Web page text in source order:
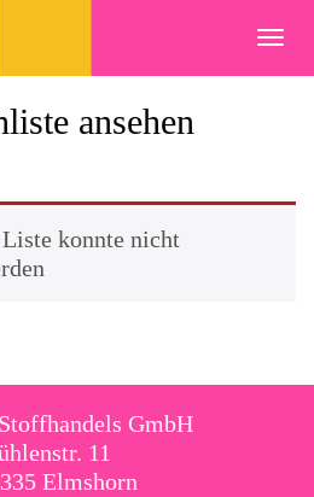
ansehen
konnte nicht
GmbH
11
Elmshorn